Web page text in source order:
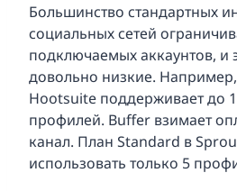
Большинство стандартных
социальных сетей
подключаемых аккаунтов, и
довольно низкие.
Hootsuite поддерживает до
профилей. Buffer взимает
канал. План Standard в
использовать только 5